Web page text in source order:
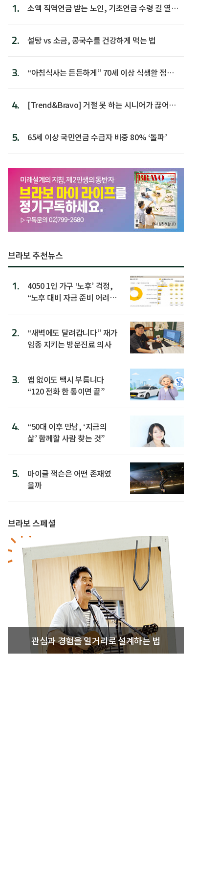
1.
소액 직역연금 받는 노인, 기초연금 수령 길 열린
2. 설탕 vs 소금, 콩국수를 건강하게 먹는 법
3.
“아침식사는 든든하게” 70세 이상 식생활 점수
4.
[Trend&Bravo] 거절 못 하는 시니어가 끊어야
5. 65세 이상 국민연금 수급자 비중 80% ‘돌파’
브라보 추천뉴스
1.
4050 1인 가구 ‘노후’ 걱정,
“노후 대비 자금 준비 어려
2.
“새벽에도 달려갑니다” 재가
임종 지키는 방문진료 의사
3.
앱 없이도 택시 부릅니다
“120 전화 한 통이면 끝”
4.
“50대 이후 만남, ‘지금의
삶’ 함께할 사람 찾는 것”
5.
마이클 잭슨은 어떤 존재였
을까
브라보 스페셜
관심과 경험을 일거리로 설계하는 법